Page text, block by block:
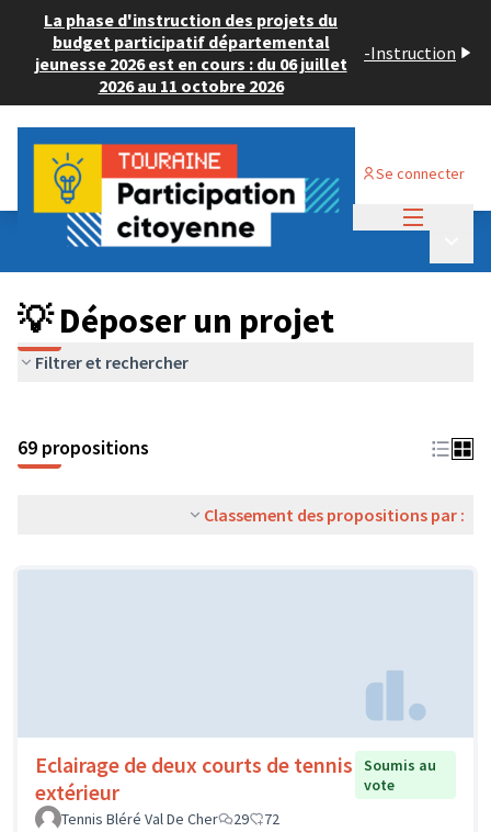
La phase d'instruction des projets du
budget participatif départemental
jeunesse 2026 est en cours : du 06 juillet
2026 au 11 octobre 2026
-Instruction
Se connecter
Budget Participatif ADULTE 2024
💡 Déposer un projet
💡 Déposer un projet
Filtrer et rechercher
69 propositions
Classement des propositions par :
Eclairage de deux courts de tennis
extérieur
Soumis au
vote
Tennis Bléré Val De Cher
29 72